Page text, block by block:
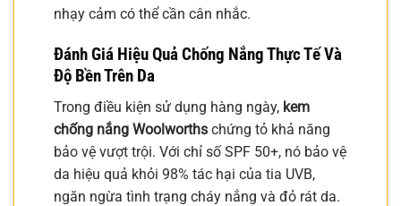
nhạy cảm có thể cần cân nhắc.
Đánh Giá Hiệu Quả Chống Nắng Thực Tế Và
Độ Bền Trên Da
Trong điều kiện sử dụng hàng ngày, kem
chống nắng Woolworths chứng tỏ khả năng
bảo vệ vượt trội. Với chỉ số SPF 50+, nó bảo vệ
da hiệu quả khỏi 98% tác hại của tia UVB,
ngăn ngừa tình trạng cháy nắng và đỏ rát da.